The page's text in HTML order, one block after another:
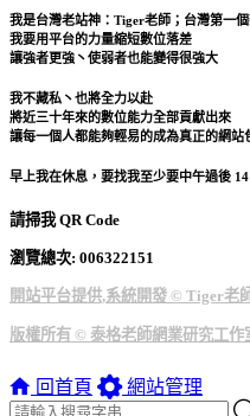
我是台灣老站神：Tiger老師；台灣第一
我要用平台的力量縮短數位落差
讓強者更強丶使弱者也能變得很強大
我不藏私丶也將全力以赴
將近三十年來的數位能力全部貢獻出來
讓每一個人都能夠輕易的成為真正的網站
早上我在休息，要找我至少要中午過後
請掃我 QR Code
瀏覽總次: 006322151
開站平台提供,系統開發 © Tiger老
版權所有 © 泰格老師網業研究工作
回首頁 網站管理